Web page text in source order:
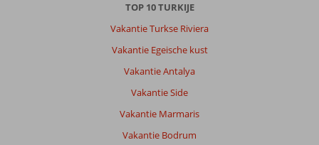
TOP 10 TURKIJE
Vakantie Turkse Riviera
Vakantie Egeische kust
Vakantie Antalya
Vakantie Side
Vakantie Marmaris
Vakantie Bodrum